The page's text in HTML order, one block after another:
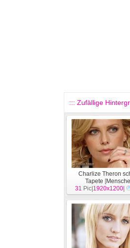
::: Zufällige
Charlize Theron
Tapete [
31 Pic| 1920x1200